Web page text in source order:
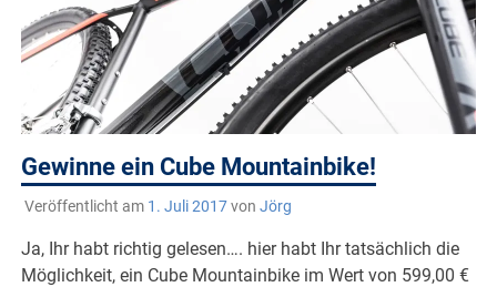
Gewinne ein Cube Mountainbike!
Veröffentlicht am 1. Juli 2017von Jörg
Ja, Ihr habt richtig gelesen…. hier habt Ihr tatsächlich die
Möglichkeit, ein Cube Mountainbike im Wert von 599,00 €